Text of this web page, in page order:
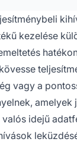
kezelése
vagy a
idejű